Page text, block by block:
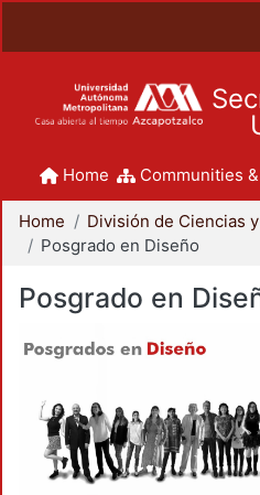
Home Communities
Home
Posgrado en Diseño
Posgrado en